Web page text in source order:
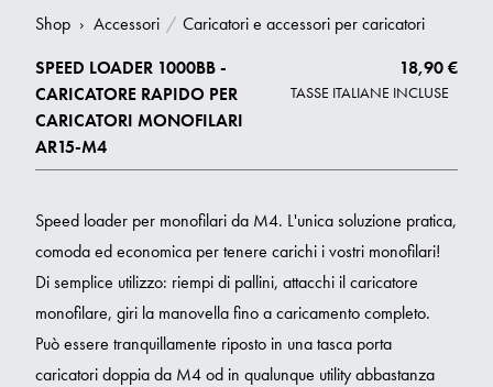
Shop › Accessori / Caricatori e accessori per caricatori
SPEED LOADER 1000BB -
CARICATORE RAPIDO PER
CARICATORI MONOFILARI
AR15-M4
18,90 €
TASSE ITALIANE INCLUSE
Speed loader per monofilari da M4. L'unica soluzione pratica,
comoda ed economica per tenere carichi i vostri monofilari!
Di semplice utilizzo: riempi di pallini, attacchi il caricatore
monofilare, giri la manovella fino a caricamento completo.
Può essere tranquillamente riposto in una tasca porta
caricatori doppia da M4 od in qualunque utility abbastanza